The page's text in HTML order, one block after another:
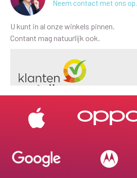
Neem contact met ons op.
U kunt in al onze winkels pinnen.
Contant mag natuurlijk ook.